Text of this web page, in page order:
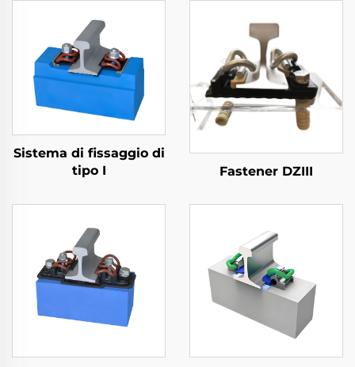
Sistema di fissaggio di
tipo I
Fastener DZIII